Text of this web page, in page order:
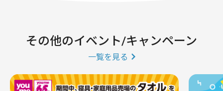
その他のイベント/キャンペーン
一覧を見る